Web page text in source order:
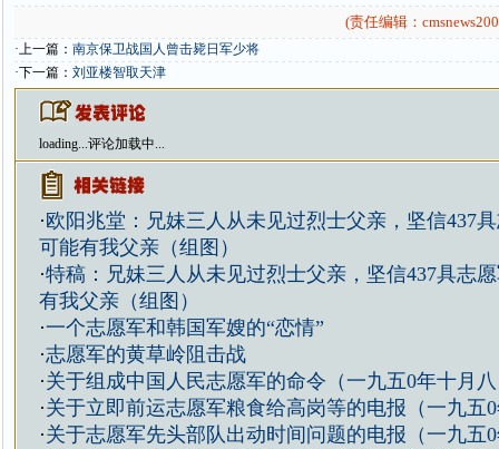
(责任编辑：
·上一篇： 南京保卫战国人曾击毙日军少将
·下一篇： 刘亚楼智取天津
loading...评论加载中...
· 欧阳兆堂：兄妹三人从未见过烈士父亲，坚信437
可能有我父亲（组图）
·特稿：兄妹三人从未见过烈士父亲，坚信437具志
有我父亲（组图）
·一个志愿军和韩国军嫂的“恋情”
·志愿军的黄草岭阻击战
·关于组成中国人民志愿军的命令（一九五0年十月
·关于立即前运志愿军粮食给高岗等的电报（一九五
·关于志愿军先头部队出动时间问题的电报（一九五